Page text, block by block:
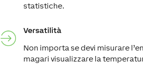
statistiche.
Versatilità
Non importa se devi misurare
magari visualizzare la